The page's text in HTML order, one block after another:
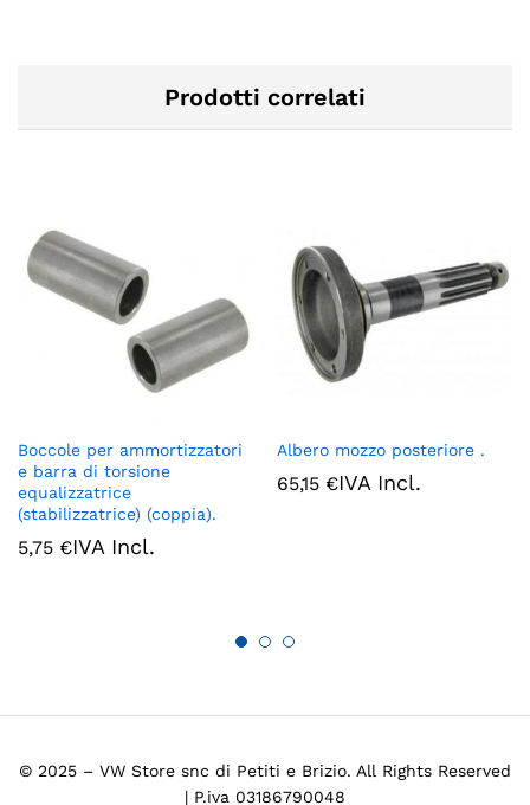
Prodotti correlati
Boccole per ammortizzatori
e barra di torsione
equalizzatrice
(stabilizzatrice) (coppia).
5,75 €IVA Incl.
Albero mozzo posteriore .
65,15 €IVA Incl.
© 2025 – VW Store snc di Petiti e Brizio. All Rights Reserved
| P.iva 03186790048